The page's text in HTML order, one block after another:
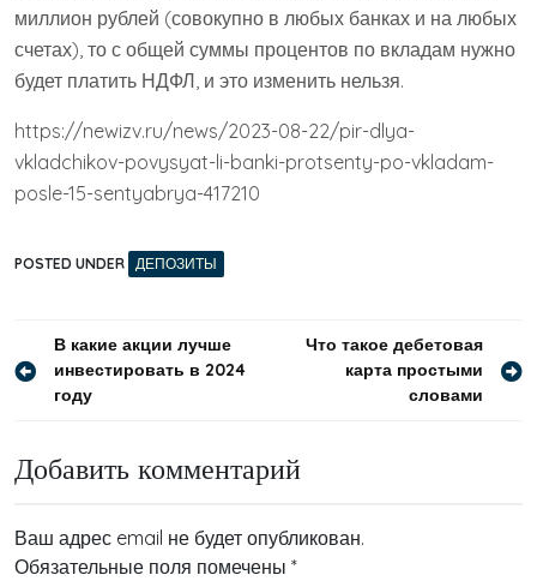
миллион рублей (совокупно в любых банках и на любых
счетах), то с общей суммы процентов по вкладам нужно
будет платить НДФЛ, и это изменить нельзя.
https://newizv.ru/news/2023-08-22/pir-dlya-
vkladchikov-povysyat-li-banki-protsenty-po-vkladam-
posle-15-sentyabrya-417210
POSTED UNDER ДЕПОЗИТЫ
Навигация
по
В какие акции лучше
инвестировать в 2024
году
Что такое дебетовая
карта простыми
словами
Добавить комментарий
Ваш адрес email не будет опубликован.
Обязательные поля помечены *